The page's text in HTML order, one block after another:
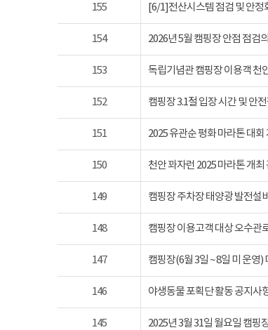
155 [6/1]전산시스템 점검 및 안정
154 2026년 5월 캠핑장 안점 점검
153 독립기념관 캠핑장 이용객 천
152 캠핑장 3.1절 입장 시간 및 안
151 2025 유관순 평화 마라톤 대회
150 천안 꽈자런 2025 마라톤 개최
149 캠핑장 주차장 태양광 발전설
148 캠핑장 이용고객 대상 오수관
147 캠핑장(6월 3일 ~ 8일 미 운영)
146 야생동물 포획단 활동 공지사
145 2025년 3월 31일 월요일 캠핑